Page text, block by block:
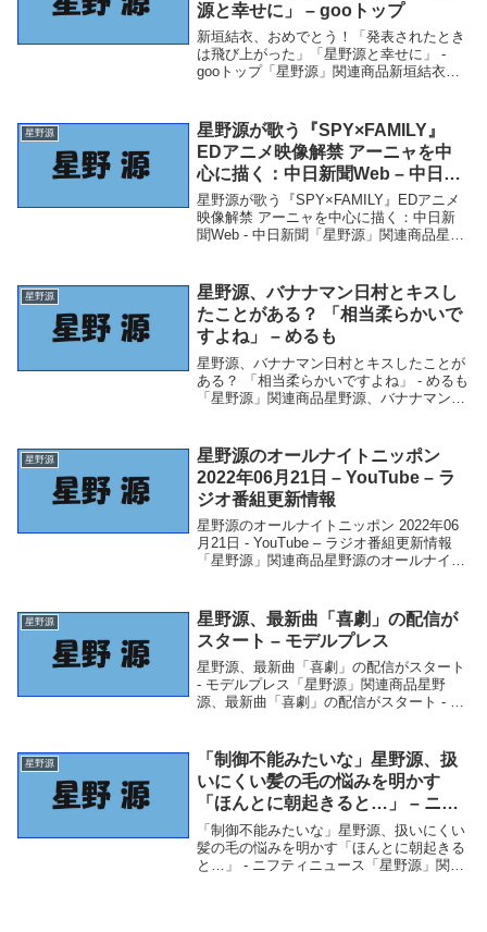
源と幸せに」 – gooトップ
新垣結衣、おめでとう！「発表されたとき
は飛び上がった」「星野源と幸せに」 -
gooトップ「星野源」関連商品新垣結衣、
垣結衣、おめでとう！「発表されたとき
は...
星野源
星野源が歌う『SPY×FAMILY』
EDアニメ映像解禁 アーニャを中
心に描く：中日新聞Web – 中日新
聞
星野源が歌う『SPY×FAMILY』EDアニメ
映像解禁 アーニャを中心に描く：中日新
聞Web - 中日新聞「星野源」関連商品星野
Web - 中日新聞 星野源が...
星野源
星野源、バナナマン日村とキスし
たことがある？ 「相当柔らかいで
すよね」 – めるも
星野源、バナナマン日村とキスしたことが
ある？ 「相当柔らかいですよね」 - めるも
「星野源」関連商品星野源、バナナマン日
日村とキスしたことがある？ 「相当柔ら...
星野源
星野源のオールナイトニッポン
2022年06月21日 – YouTube – ラ
ジオ番組更新情報
星野源のオールナイトニッポン 2022年06
月21日 - YouTube – ラジオ番組更新情報
「星野源」関連商品星野源のオールナイト
ニッポン...
星野源
星野源、最新曲「喜劇」の配信が
スタート – モデルプレス
星野源、最新曲「喜劇」の配信がスタート
- モデルプレス「星野源」関連商品星野
源、最新曲「喜劇」の配信がスタート - モ
星野源
「制御不能みたいな」星野源、扱
いにくい髪の毛の悩みを明かす
「ほんとに朝起きると…」 – ニフ
ティニュース
「制御不能みたいな」星野源、扱いにくい
髪の毛の悩みを明かす「ほんとに朝起きる
と…」 - ニフティニュース「星野源」関連